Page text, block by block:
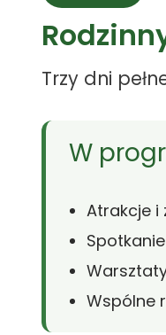
Trzy dni
W
Atrakcje i
Wspólne